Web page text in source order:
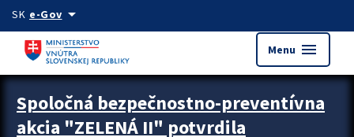
Preskocit na hlavný obsah
SK e-Govarrow_drop_down
Menu menu
Zastavit automatický posun upútavok
Spoločná bezpečnostno-preventívna
akcia "ZELENÁ II" potvrdila